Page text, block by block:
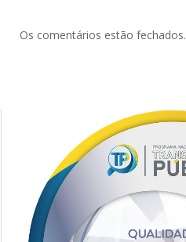
Os comentários estão fechados.